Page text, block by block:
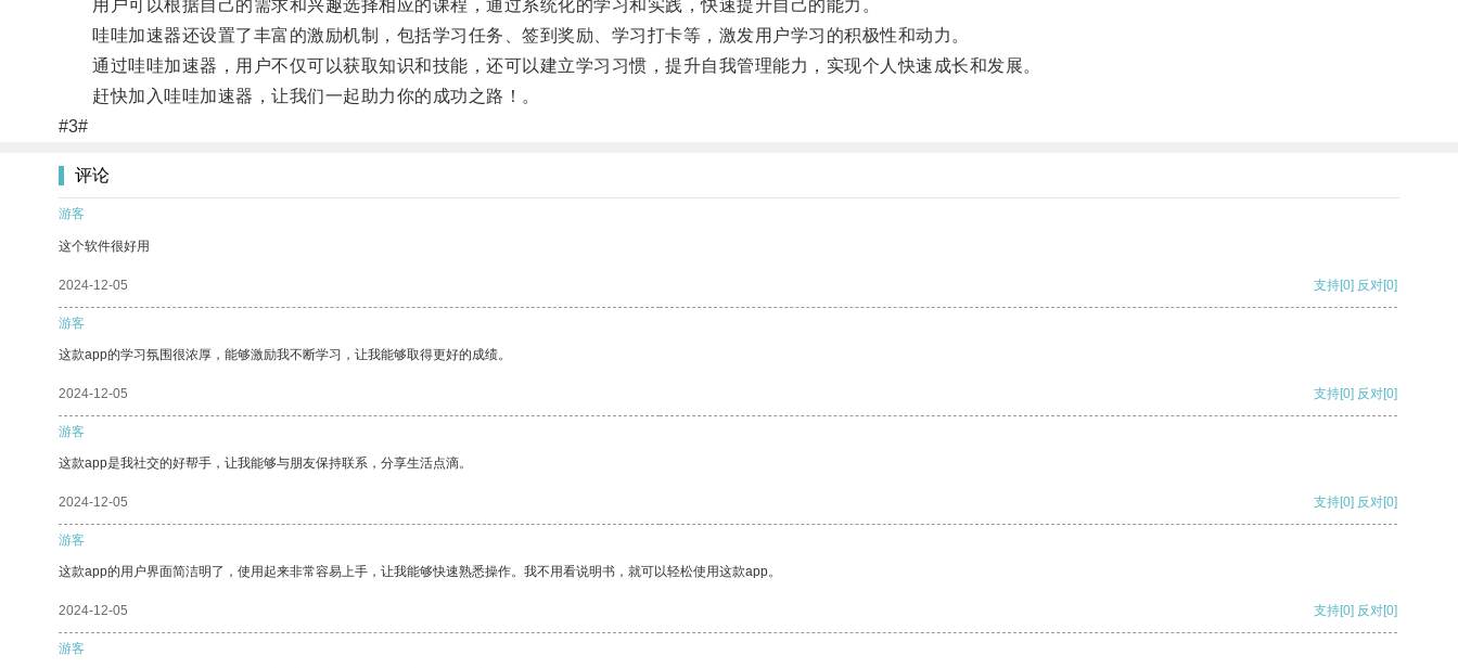
用户可以根据自己的需求和兴趣选择相应的课程，通过系统化的学习和实践，快速提升自己的能力。
哇哇加速器还设置了丰富的激励机制，包括学习任务、签到奖励、学习打卡等，激发用户学习的积极性和动力。
通过哇哇加速器，用户不仅可以获取知识和技能，还可以建立学习习惯，提升自我管理能力，实现个人快速成长和发展。
赶快加入哇哇加速器，让我们一起助力你的成功之路！。
#3#
评论
游客
这个软件很好用
2024-12-05 支持[0] 反对[0]
游客
这款app的学习氛围很浓厚，能够激励我不断学习，让我能够取得更好的成绩。
2024-12-05 支持[0] 反对[0]
游客
这款app是我社交的好帮手，让我能够与朋友保持联系，分享生活点滴。
2024-12-05 支持[0] 反对[0]
游客
这款app的用户界面简洁明了，使用起来非常容易上手，让我能够快速熟悉操作。我不用看说明书，就可以轻松使用这款app。
2024-12-05 支持[0] 反对[0]
游客